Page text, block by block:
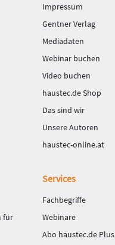
Impressum
Gentner Verlag
Mediadaten
Webinar buchen
Video buchen
haustec.de Shop
Das sind wir
Unsere Autoren
haustec-online.at
für
Services
Fachbegriffe
Webinare
Abo haustec.de Plus